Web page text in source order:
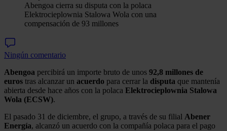
Abengoa cierra su disputa con la polaca
Elektrocieplownia Stalowa Wola con una
compensación de 93 millones
Ningún comentario
Abengoa percibirá un importe bruto de unos 92,8 millones de
euros tras alcanzar un acuerdo para cerrar la disputa que mantenía
abierta desde hace años con la polaca Elektrocieplownia Stalowa
Wola (ECSW).
El pasado 31 de diciembre, el grupo, a través de su filial Abener
Energía, alcanzó un acuerdo con la compañía polaca para el pago